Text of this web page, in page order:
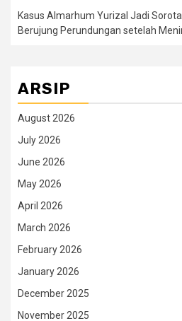
Kasus Almarhum Yurizal Jadi
Berujung Perundungan setelah
ARSIP
August 2026
July 2026
June 2026
May 2026
April 2026
March 2026
February 2026
January 2026
December 2025
November 2025